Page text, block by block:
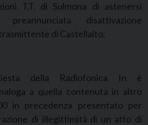
T.T. di Sulmona di astenersi
preannunciata disattivazione
di Castellalto;
della Radiofonica In è
a quella contenuta in altro
in precedenza presentato per
di illegittimità di un atto di